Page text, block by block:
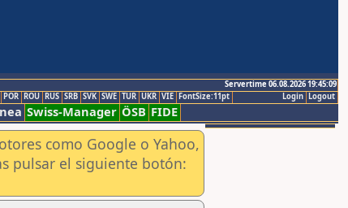
Servertime 06.08.2026 19:45:09
Logout
Login
POR ROU RUS SRB SVK SWE TUR UKR VIE FontSize:11pt
Swiss-Manager ÖSB FIDE
como Google o Yahoo,
pulsar el siguiente botón: